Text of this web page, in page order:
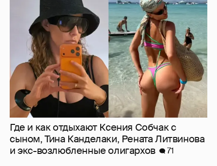
Где и как отдыхают Ксения Собчак с
сыном, Тина Канделаки, Рената Литвинова
и экс-возлюбленные олигархов
71